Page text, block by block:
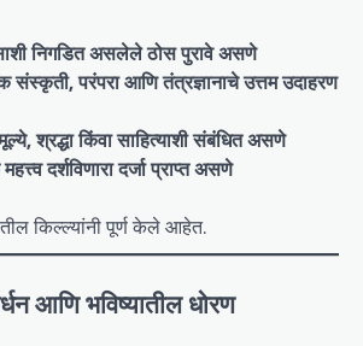
निगडित असलेले ठोस पुरावे असणे
संस्कृती, परंपरा आणि तंत्रज्ञानाचे उत्तम उदाहरण
श्रद्धा किंवा साहित्याशी संबंधित असणे
दर्शविणारा दर्जा प्राप्त असणे
किल्ल्यांनी पूर्ण केले आहेत.
आणि भविष्यातील धोरण